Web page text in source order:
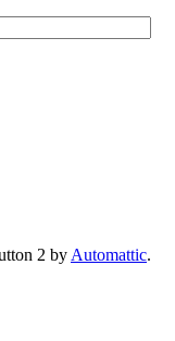
2 by Automattic.